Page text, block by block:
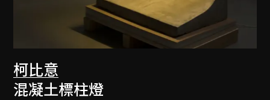
柯比意
混凝土標柱燈